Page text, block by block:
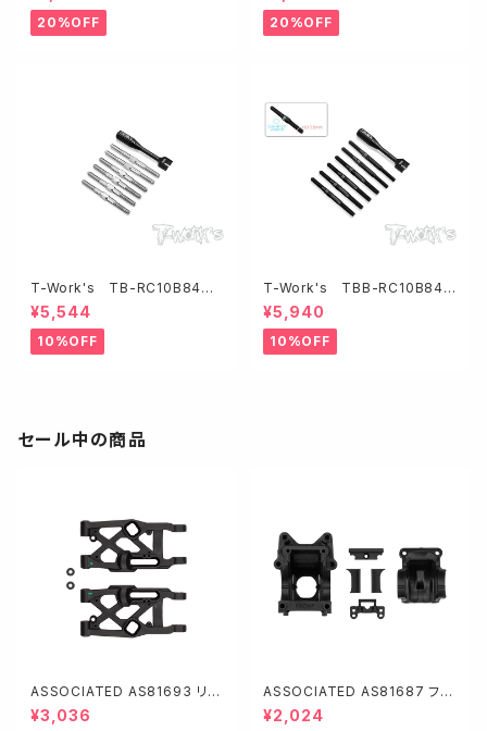
20%OFF 20%OFF
T-Work's TB-RC10B84
64チタン製ターンバックルセット
【アソシB84/84D用】
¥5,544
10%OFF
T-Work's TBB-RC10B84
64チタン製ブラックコーティ
ングターンバックルセット【アソシ
B84/84D用】
¥5,940
10%OFF
セール中の商品
ASSOCIATED AS81693 リヤ
サスペンションアーム【RC8B4.
2・ソフト】
¥3,036
ASSOCIATED AS81687 フロ
ントギヤボックス【RC8B4.2・ア
ジャスタブルデフハイト】
¥2,024